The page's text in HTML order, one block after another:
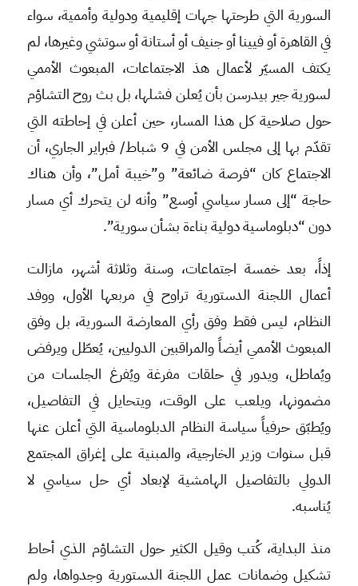
السورية التي طرحتها جهات إقليمية ودولية وأممية، سواء
في القاهرة أو فيينا أو جنيف أو أستانة أو سوتشي وغيرها، لم
يكتف المسيّر لأعمال هذ الاجتماعات، المبعوث الأممي
لسورية جير بيدرسن بأن يُعلن فشلها، بل بث روح التشاؤم
حول صلاحية كل هذا المسار، حين أعلن في إحاطته التي
تقدّم بها إلى مجلس الأمن في 9 شباط/ فبراير الجاري، أن
الاجتماع كان “فرصة ضائعة” و”خيبة أمل”، وأن هناك
حاجة “إلى مسار سياسي أوسع” وأنه لن يتحرك أي مسار
دون “دبلوماسية دولية بناءة بشأن سورية”.
إذاً، بعد خمسة اجتماعات، وسنة وثلاثة أشهر، مازالت
أعمال اللجنة الدستورية تراوح في مربعها الأول، ووفد
النظام، ليس فقط وفق رأي المعارضة السورية، بل وفق
المبعوث الأممي أيضاً والمراقبين الدوليين، يُعطّل ويرفض
ويُماطل، ويدور في حلقات مفرغة ويُفرغ الجلسات من
مضمونها، ويلعب على الوقت، ويتحايل في التفاصيل،
ويُطبّق حرفياً سياسة النظام الدبلوماسية التي أعلن عنها
قبل سنوات وزير الخارجية، والمبنية على إغراق المجتمع
الدولي بالتفاصيل الهامشية لإبعاد أي حل سياسي لا
يُناسبه.
منذ البداية، كُتب وقيل الكثير حول التشاؤم الذي أحاط
تشكيل وضمانات عمل اللجنة الدستورية وجدواها، ولم